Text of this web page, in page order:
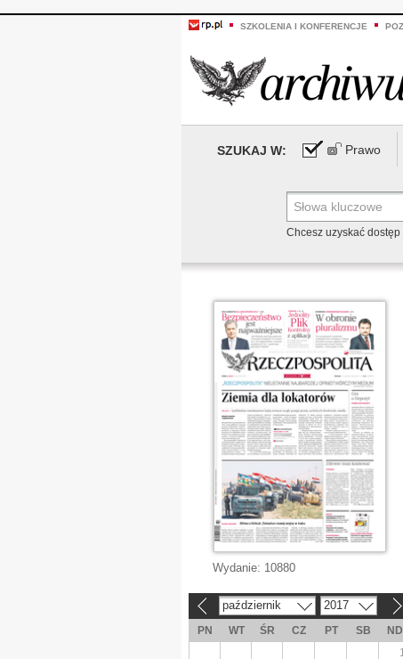
SZKOLENIA I KONFERENCJE
SZUKAJ W: Prawo
Chcesz uzyskać
Wydanie: 10880
październik 2017
PN WT ŚR CZ PT SB
ND
1